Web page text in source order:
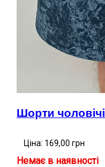
Шорти чоловічі
Ціна: 169,00 грн
Немає в наявності